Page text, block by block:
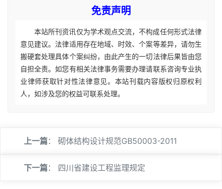
免责声明
本站所刊资讯仅为学术观点交流，不构成任何形式法律
意见建议。法律适用存在地域、时效、个案等差异，请勿生
搬硬套处理具体个案纠纷，由此产生的一切法律后果皆由您
自担全责。如您有相关法律事务需要办理请联系咨询专业执
业律师获取针对性法律意见。本站刊载内容版权归原权利
人，如涉及您的权益可联系处理。
上一篇： 砌体结构设计规范GB50003-2011
下一篇： 四川省建设工程监理规定